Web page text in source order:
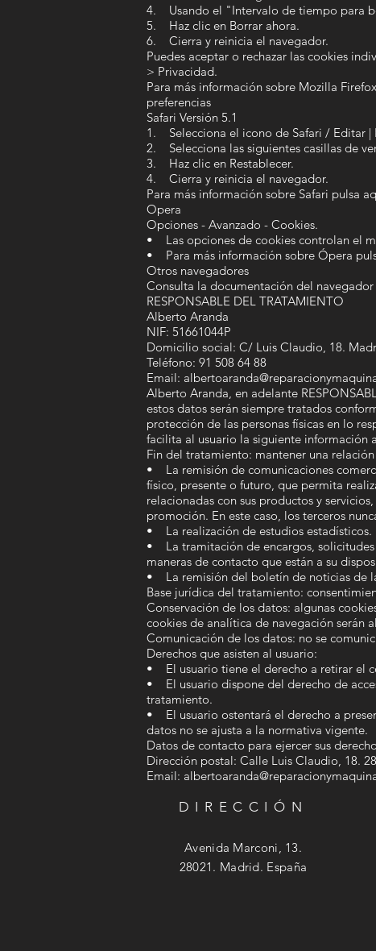
4. Usando el "Intervalo de tiempo para
5. Haz clic en Borrar ahora.
6. Cierra y reinicia el navegador.
Puedes aceptar o rechazar las cookies
> Privacidad.
Para más información sobre Mozilla
preferencias
Safari Versión 5.1
1. Selecciona el icono de Safari / Editar |
2. Selecciona las siguientes casillas de
3. Haz clic en Restablecer.
4. Cierra y reinicia el navegador.
Para más información sobre Safari pulsa
Opera
Opciones - Avanzado - Cookies.
• Las opciones de cookies controlan el
• Para más información sobre Ópera
Otros navegadores
Consulta la documentación del
RESPONSABLE DEL TRATAMIENTO
Alberto Aranda
NIF: 51661044P
Domicilio social: C/ Luis Claudio, 18.
Teléfono: 91 508 64 88
Email:
Alberto Aranda, en adelante
estos datos serán siempre tratados
protección de las personas físicas en lo
facilita al usuario la siguiente información
Fin del tratamiento: mantener una
• La remisión de comunicaciones
físico, presente o futuro, que permita
relacionadas con sus productos y
promoción. En este caso, los terceros
• La realización de estudios estadísticos.
• La tramitación de encargos,
maneras de contacto que están a su
• La remisión del boletín de noticias de
Base jurídica del tratamiento:
Conservación de los datos: algunas
cookies de analítica de navegación serán
Comunicación de los datos: no se
Derechos que asisten al usuario:
• El usuario tiene el derecho a retirar el
• El usuario dispone del derecho de
tratamiento.
• El usuario ostentará el derecho a
datos no se ajusta a la normativa vigente.
Datos de contacto para ejercer sus
Dirección postal: Calle Luis Claudio, 18.
Email:
DIRECCIÓN
Avenida Marconi, 13.
28021. Madrid. España